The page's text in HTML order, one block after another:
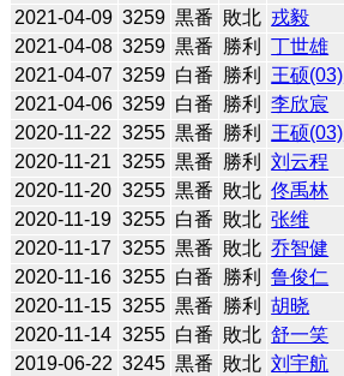
2021-04-09 3259 黒番 敗北 戎毅
2021-04-08 3259 黒番 勝利 丁世雄
2021-04-07 3259 白番 勝利 王硕(03)
2021-04-06 3259 白番 勝利 李欣宸
2020-11-22 3255 黒番 勝利 王硕(03)
2020-11-21 3255 黒番 勝利 刘云程
2020-11-20 3255 黒番 敗北 佟禹林
2020-11-19 3255 白番 敗北 张维
2020-11-17 3255 黒番 敗北 乔智健
2020-11-16 3255 白番 勝利 鲁俊仁
2020-11-15 3255 黒番 勝利 胡晓
2020-11-14 3255 白番 敗北 舒一笑
2019-06-22 3245 黒番 敗北 刘宇航